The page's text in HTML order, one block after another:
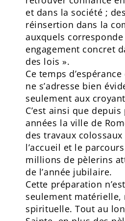
et dans la société ;
réinsertion dans la
auxquels corresponde
engagement concret
des lois ».
Ce temps
ne s’adresse bien
seulement aux
C’est ainsi que
années la ville de
des travaux
l’accueil et le
millions de pèlerins
de l’année jubilaire.
Cette préparation
seulement matérielle,
spirituelle. Tout au